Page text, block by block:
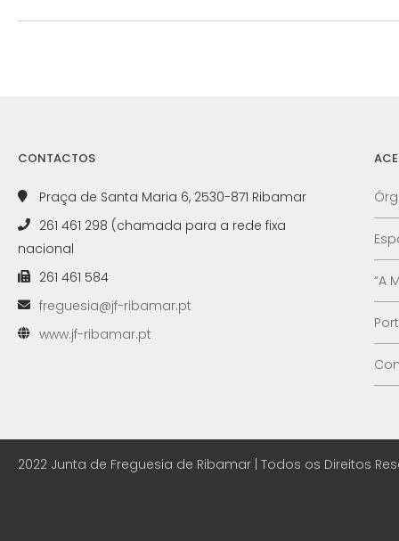
CONTACTOS
Praça de Santa Maria 6, 2530-871 Ribamar
261 461 298 (chamada para a rede fixa
nacional
261 461 584
freguesia@jf-ribamar.pt
www.jf-ribamar.pt
“A
2022 Junta de Freguesia de Ribamar | Todos os Direitos